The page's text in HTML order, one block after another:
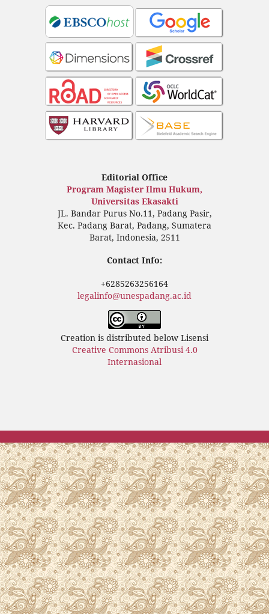
Editorial Office
Program Magister Ilmu Hukum,
Universitas Ekasakti
JL. Bandar Purus No.11, Padang Pasir,
Kec. Padang Barat, Padang, Sumatera
Barat, Indonesia, 2511
Contact Info:
+6285263256164
legalinfo@unespadang.ac.id
Creation is distributed below Lisensi
Creative Commons Atribusi 4.0
Internasional